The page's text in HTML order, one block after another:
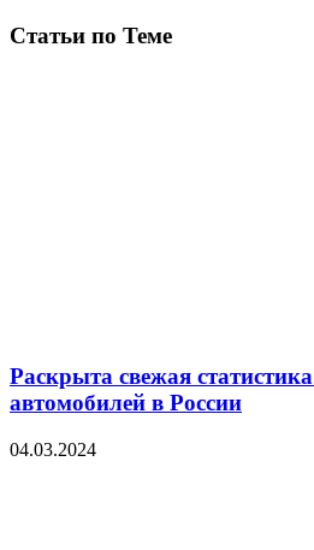
Статьи по Теме
Раскрыта свежая
автомобилей в России
04.03.2024